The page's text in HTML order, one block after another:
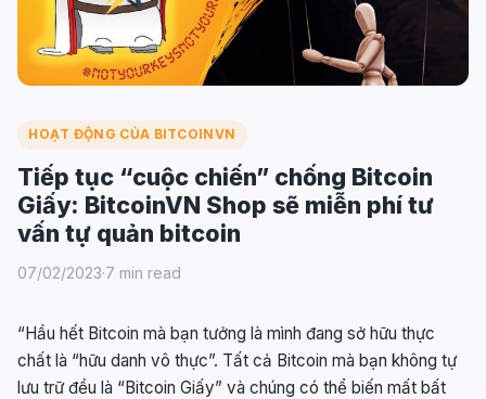
HOẠT ĐỘNG CỦA BITCOINVN
Tiếp tục “cuộc chiến” chống Bitcoin
Giấy: BitcoinVN Shop sẽ miễn phí tư
vấn tự quản bitcoin
07/02/2023·7 min read
“Hầu hết Bitcoin mà bạn tưởng là mình đang sở hữu thực
chất là “hữu danh vô thực”. Tất cả Bitcoin mà bạn không tự
lưu trữ đều là “Bitcoin Giấy” và chúng có thể biến mất bất